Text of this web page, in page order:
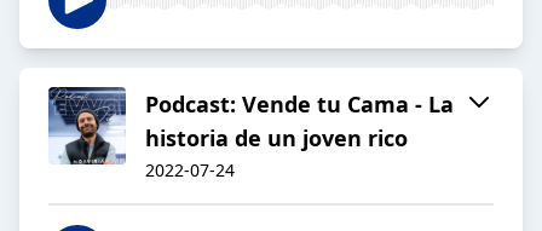
Podcast: Vende tu Cama - La
historia de un joven rico
2022-07-24